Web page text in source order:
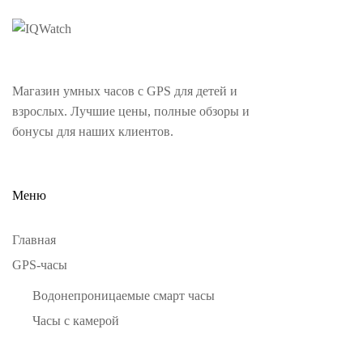
Магазин умных часов с GPS для детей и
взрослых. Лучшие цены, полные обзоры и
бонусы для наших клиентов.
Меню
Главная
GPS-часы
Водонепроницаемые смарт часы
Часы с камерой